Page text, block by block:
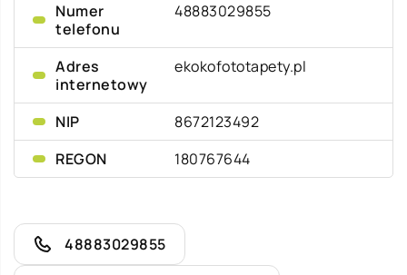
Numer
telefonu
48883029855
Adres
internetowy
ekokofototapety.pl
NIP
8672123492
REGON
180767644
48883029855